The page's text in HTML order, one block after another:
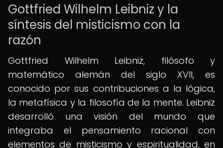
Gottfried Wilhelm Leibniz y la
síntesis del misticismo con la
razón
Gottfried Wilhelm Leibniz, filósofo y
matemático alemán del siglo XVII, es
conocido por sus contribuciones a la lógica,
la metafísica y la filosofía de la mente. Leibniz
desarrolló una visión del mundo que
integraba el pensamiento racional con
elementos de misticismo y espiritualidad, en